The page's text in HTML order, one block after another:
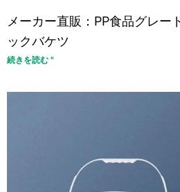
メーカー直販：PP食品グレー
ックバケツ
続きを読む "